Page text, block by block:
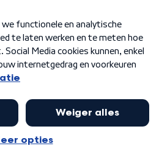
Privacybeleid